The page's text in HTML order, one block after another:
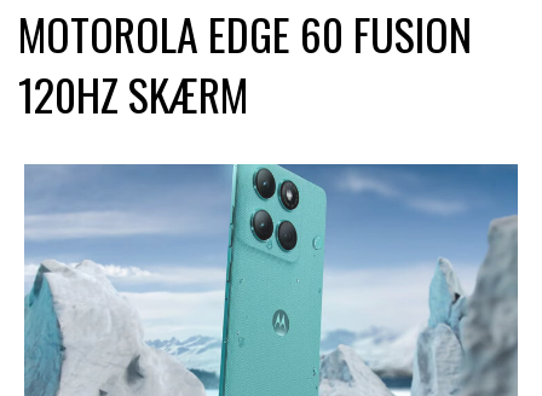
MOTOROLA EDGE 60 FUSION
120HZ SKÆRM